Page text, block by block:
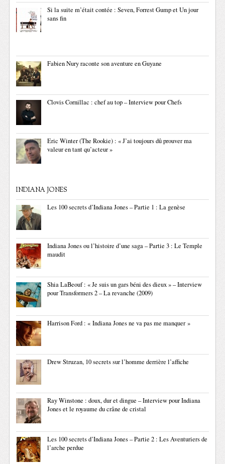
Si la suite m’était contée : Seven, Forrest Gump et Un jour
sans fin
Fabien Nury raconte son aventure en Guyane
Clovis Cornillac : chef au top – Interview pour Chefs
Eric Winter (The Rookie) : « J’ai toujours dû prouver ma
valeur en tant qu’acteur »
INDIANA JONES
Les 100 secrets d’Indiana Jones – Partie 1 : La genèse
Indiana Jones ou l’histoire d’une saga – Partie 3 : Le Temple
maudit
Shia LaBeouf : « Je suis un gars béni des dieux » – Interview
pour Transformers 2 – La revanche (2009)
Harrison Ford : « Indiana Jones ne va pas me manquer »
Drew Struzan, 10 secrets sur l’homme derrière l’affiche
Ray Winstone : doux, dur et dingue – Interview pour Indiana
Jones et le royaume du crâne de cristal
Les 100 secrets d’Indiana Jones – Partie 2 : Les Aventuriers de
l’arche perdue